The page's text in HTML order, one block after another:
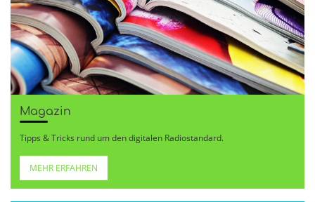
Magazin
Tipps & Tricks rund um den digitalen Radiostandard.
MEHR ERFAHREN